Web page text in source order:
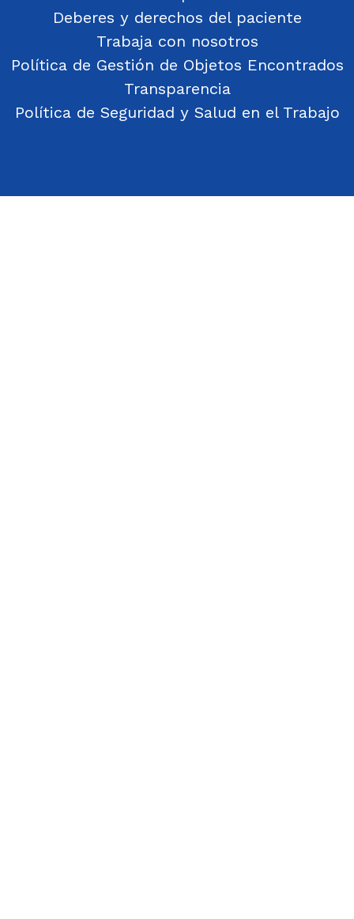
Deberes y derechos del paciente
Trabaja con nosotros
Política de Gestión de Objetos Encontrados
Transparencia
Política de Seguridad y Salud en el Trabajo